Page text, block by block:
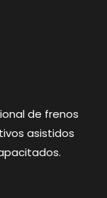
de frenos
asistidos